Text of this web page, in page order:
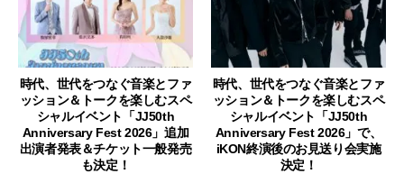
時代、世代をつなぐ音楽とファ
ッション＆トークを楽しむスペ
シャルイベント「JJ50th
Anniversary Fest 2026」追加
出演者発表＆チケット一般発売
も決定！
時代、世代をつなぐ音楽とファ
ッション＆トークを楽しむスペ
シャルイベント「JJ50th
Anniversary Fest 2026」で、
iKON終演後のお見送り会実施
決定！